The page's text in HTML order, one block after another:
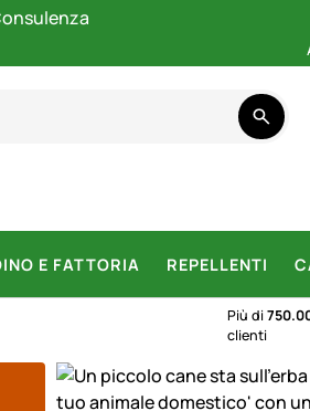
E FATTORIA REPELLENTI
Più di
clienti